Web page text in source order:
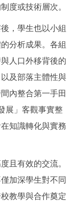
度或技術層次。
，學生也以小組
分析成果。各組
人口外移背後的
及部落主體性與
內整合第一手田
展」客觀事實整
知識轉化與實務
且有效的交流。
加深學生對不同
教學與合作奠定